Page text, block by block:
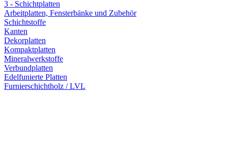
3 - Schichtplatten
Arbeitplatten, Fensterbänke und Zubehör
Schichtstoffe
Kanten
Dekorplatten
Kompaktplatten
Mineralwerkstoffe
Verbundplatten
Edelfunierte Platten
Furnierschichtholz / LVL